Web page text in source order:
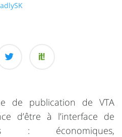
de publication de VTA
d’être à l’interface de
: économiques,